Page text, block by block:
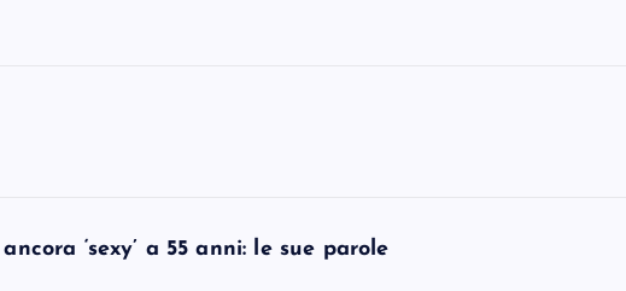
‘sexy’ a 55 anni: le sue parole